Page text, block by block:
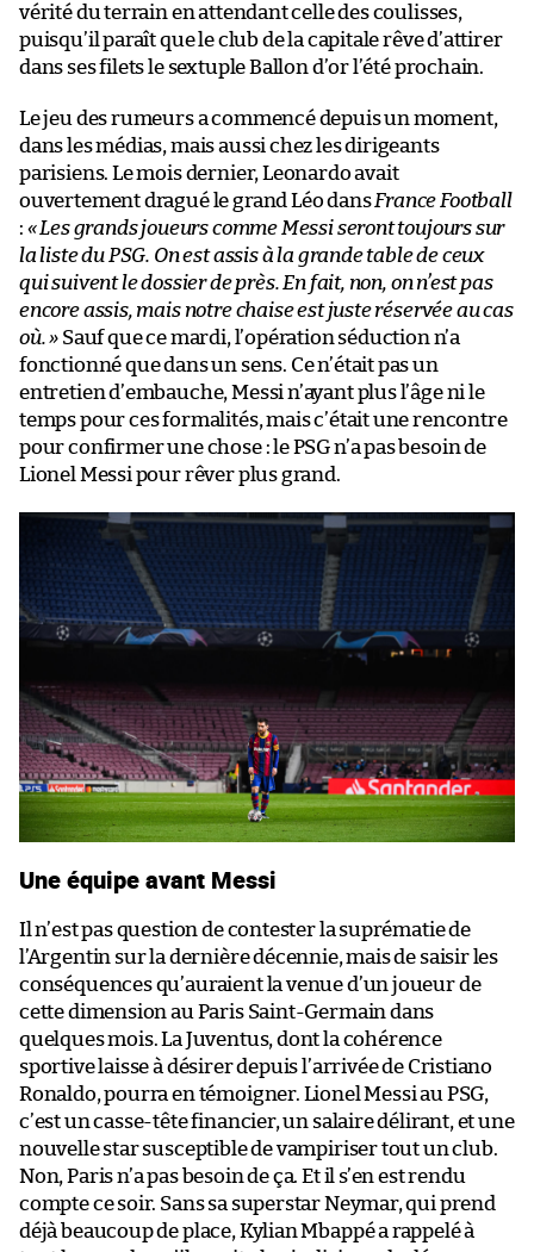
vérité du terrain en attendant celle des coulisses,
puisqu’il paraît que le club de la capitale rêve d’attirer
dans ses filets le sextuple Ballon d’or l’été prochain.
Le jeu des rumeurs a commencé depuis un moment,
dans les médias, mais aussi chez les dirigeants
parisiens. Le mois dernier, Leonardo avait
ouvertement dragué le grand Léo dansFrance Football
: « Les grands joueurs comme Messi seront toujours sur
la liste du PSG. On est assis à la grande table de ceux
qui suivent le dossier de près. En fait, non, on n’est pas
encore assis, mais notre chaise est juste réservée au cas
où. » Sauf que ce mardi, l’opération séduction n’a
fonctionné que dans un sens. Ce n’était pas un
entretien d’embauche, Messi n’ayant plus l’âge ni le
temps pour ces formalités, mais c’était une rencontre
pour confirmer une chose : le PSG n’a pas besoin de
Lionel Messi pour rêver plus grand.
Une équipe avant Messi
Il n’est pas question de contester la suprématie de
l’Argentin sur la dernière décennie, mais de saisir les
conséquences qu’auraient la venue d’un joueur de
cette dimension au Paris Saint-Germain dans
quelques mois. La Juventus, dont la cohérence
sportive laisse à désirer depuis l’arrivée de Cristiano
Ronaldo, pourra en témoigner. Lionel Messi au PSG,
c’est un casse-tête financier, un salaire délirant, et une
nouvelle star susceptible de vampiriser tout un club.
Non, Paris n’a pas besoin de ça. Et il s’en est rendu
compte ce soir. Sans sa superstar Neymar, qui prend
déjà beaucoup de place, Kylian Mbappé a rappelé à